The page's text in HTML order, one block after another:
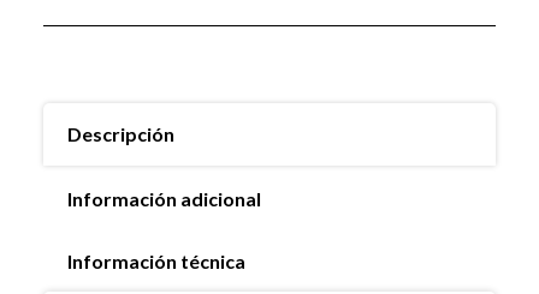
Descripción
Información adicional
Información técnica